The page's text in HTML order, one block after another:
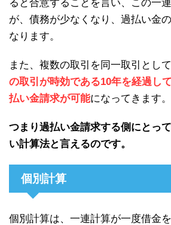
ると合意することを言い、この一
が、債務が少なくなり、過払い金
なります。
また、複数の取引を同一取引とし
の取引が時効である10年を経過し
払い金請求が可能になってきます。
つまり過払い金請求する側にとっ
い計算法と言えるのです。
個別計算
個別計算は、一連計算が一度借金